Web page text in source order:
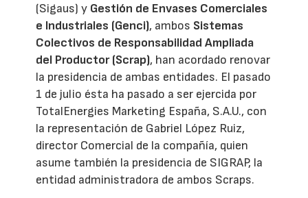
(Sigaus) y Gestión de Envases Comerciales
e Industriales (Genci), ambos Sistemas
Colectivos de Responsabilidad Ampliada
del Productor (Scrap), han acordado renovar
la presidencia de ambas entidades. El pasado
1 de julio ésta ha pasado a ser ejercida por
TotalEnergies Marketing España, S.A.U., con
la representación de Gabriel López Ruiz,
director Comercial de la compañía, quien
asume también la presidencia de SIGRAP, la
entidad administradora de ambos Scraps.